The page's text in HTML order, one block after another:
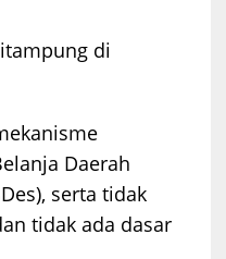
di
Daerah
serta tidak
tidak ada dasar